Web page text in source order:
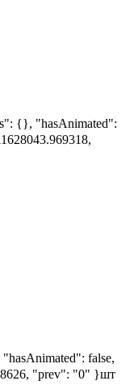
{}, "hasAnimated":
false,
"prev": "0" }шт